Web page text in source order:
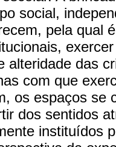
social,
pela qual
alteridade das
com que
os espaços se
dos sentidos
instituídos